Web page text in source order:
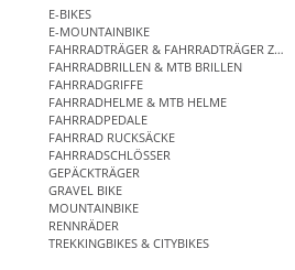
E-BIKES
E-MOUNTAINBIKE
FAHRRADTRÄGER & FAHRRADTRÄGER
FAHRRADBRILLEN & MTB BRILLEN
FAHRRADGRIFFE
FAHRRADHELME & MTB HELME
FAHRRADPEDALE
FAHRRAD RUCKSÄCKE
FAHRRADSCHLÖSSER
GEPÄCKTRÄGER
GRAVEL BIKE
MOUNTAINBIKE
RENNRÄDER
TREKKINGBIKES & CITYBIKES